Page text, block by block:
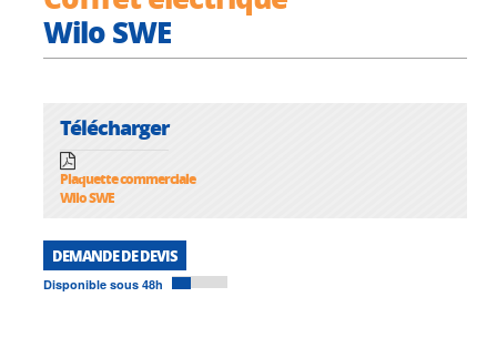
Wilo SWE
Télécharger
Plaquette commerciale
Wilo SWE
DEMANDE DE DEVIS
Disponible sous 48h